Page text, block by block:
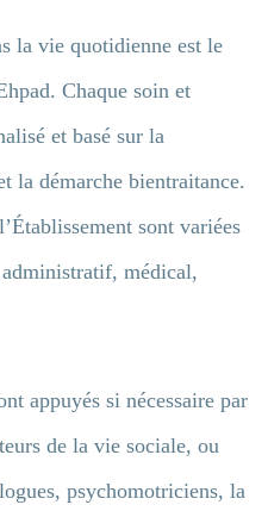
la vie quotidienne est le
Chaque soin et
et basé sur la
la démarche bientraitance.
sont variées
médical,
appuyés si nécessaire par
de la vie sociale, ou
psychomotriciens, la